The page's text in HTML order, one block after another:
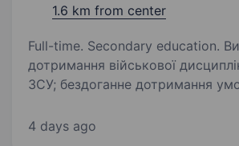
1.6 km from center
Full-time. Secondary education. Вимоги:
дотримання військової
ЗСУ; бездоганне дотримання умов контракту;
навчатись і розвиватись у своїй
4 days ago